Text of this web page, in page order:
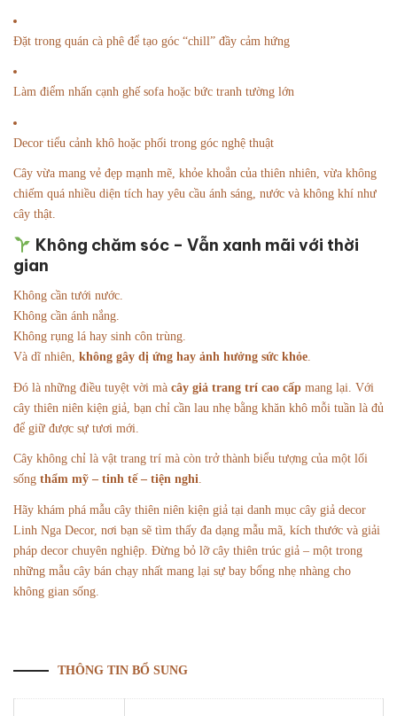
Đặt trong quán cà phê để tạo góc “chill” đầy cảm hứng
Làm điểm nhấn cạnh ghế sofa hoặc bức tranh tường lớn
Decor tiểu cảnh khô hoặc phối trong góc nghệ thuật
Cây vừa mang vẻ đẹp mạnh mẽ, khỏe khoắn của thiên nhiên, vừa không
chiếm quá nhiều diện tích hay yêu cầu ánh sáng, nước và không khí như
cây thật.
Không chăm sóc – Vẫn xanh mãi với thời
gian
Không cần tưới nước.
Không cần ánh nắng.
Không rụng lá hay sinh côn trùng.
Và dĩ nhiên, không gây dị ứng hay ảnh hưởng sức khỏe.
Đó là những điều tuyệt vời mà cây giả trang trí cao cấp mang lại. Với
cây thiên niên kiện giả, bạn chỉ cần lau nhẹ bằng khăn khô mỗi tuần là đủ
để giữ được sự tươi mới.
Cây không chỉ là vật trang trí mà còn trở thành biểu tượng của một lối
sống thẩm mỹ – tinh tế – tiện nghi.
Hãy khám phá mẫu cây thiên niên kiện giả tại danh mục cây giả decor
Linh Nga Decor, nơi bạn sẽ tìm thấy đa dạng mẫu mã, kích thước và giải
pháp decor chuyên nghiệp. Đừng bỏ lỡ cây thiên trúc giả – một trong
những mẫu cây bán chạy nhất mang lại sự bay bổng nhẹ nhàng cho
không gian sống.
THÔNG TIN BỔ SUNG